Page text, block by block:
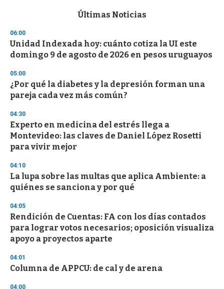
d
s
o
f
3
s
e
c
n
d
s
Últimas Noticias
06:00
Unidad Indexada hoy: cuánto cotiza la UI este
domingo 9 de agosto de 2026 en pesos uruguayos
05:00
¿Por qué la diabetes y la depresión forman una
pareja cada vez más común?
04:30
Experto en medicina del estrés llega a
Montevideo: las claves de Daniel López Rosetti
para vivir mejor
04:10
La lupa sobre las multas que aplica Ambiente: a
quiénes se sanciona y por qué
04:05
Rendición de Cuentas: FA con los días contados
para lograr votos necesarios; oposición visualiza
apoyo a proyectos aparte
04:01
Columna de APPCU: de cal y de arena
04:00